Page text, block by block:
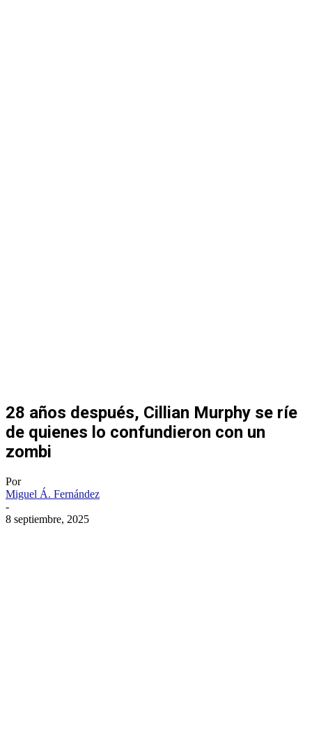
28 años después, Cillian Murphy se ríe
de quienes lo confundieron con un
zombi
Por
Miguel Á. Fernández
-
8 septiembre, 2025